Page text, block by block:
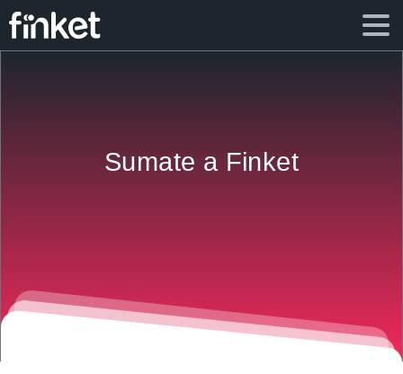
Sumate a Finket